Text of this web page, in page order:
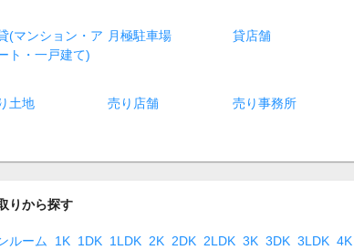
(マンション・ア
ト・一戸建て)
月極駐車場 貸店舗
土地 売り店舗 売り事務所
りから探す
ルーム 1K 1DK 1LDK 2K 2DK 2LDK 3K 3DK 3LDK 4K